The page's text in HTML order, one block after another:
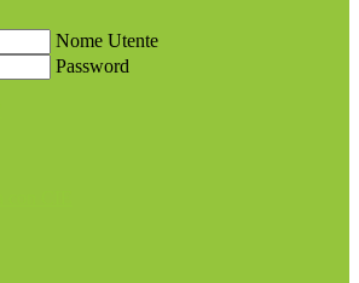
Nome Utente
Password